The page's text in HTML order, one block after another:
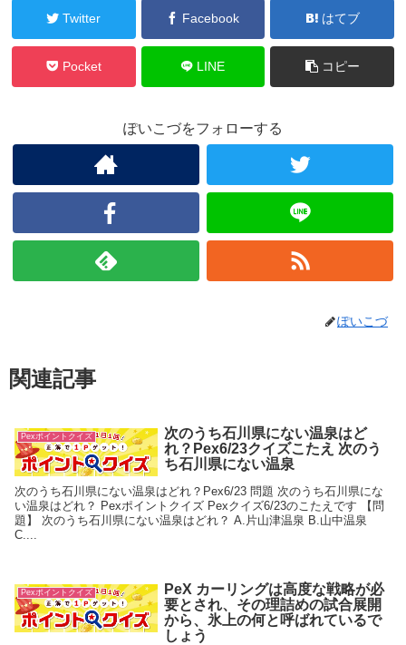
Twitter Facebook はてブ
Pocket LINE コピー
ぽいこづをフォローする
ぽいこづ
関連記事
Pexポイントクイズ
次のうち石川県にない温泉はど
れ？Pex6/23クイズこたえ 次のう
ち石川県にない温泉
次のうち石川県にない温泉はどれ？Pex6/23 問題 次のうち石川県にな
い温泉はどれ？ Pexポイントクイズ Pexクイズ6/23のこたえです 【問
題】 次のうち石川県にない温泉はどれ？ A.片山津温泉 B.山中温泉
C....
Pexポイントクイズ
PeX カーリングは高度な戦略が必
要とされ、その理詰めの試合展開
から、氷上の何と呼ばれているで
しょう